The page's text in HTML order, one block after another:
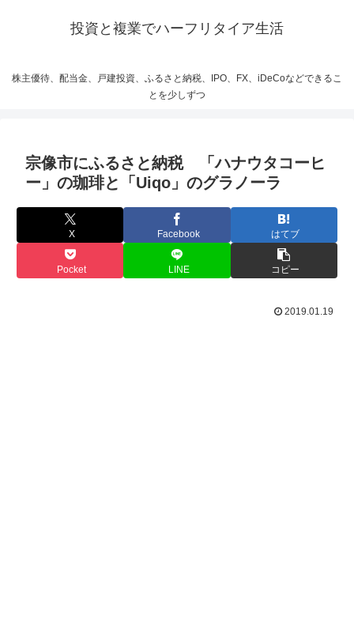
投資と複業でハーフリタイア生活
株主優待、配当金、戸建投資、ふるさと納税、IPO、FX、iDeCoなどできるこ
とを少しずつ
宗像市にふるさと納税 「ハナウタコーヒ
ー」の珈琲と「Uiqo」のグラノーラ
X Facebook はてブ
Pocket LINE コピー
2019.01.19